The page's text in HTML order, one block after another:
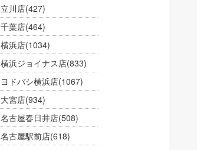
立川店(427)
千葉店(464)
横浜店(1034)
横浜ジョイナス店(833)
ヨドバシ横浜店(1067)
大宮店(934)
名古屋春日井店(508)
名古屋駅前店(618)